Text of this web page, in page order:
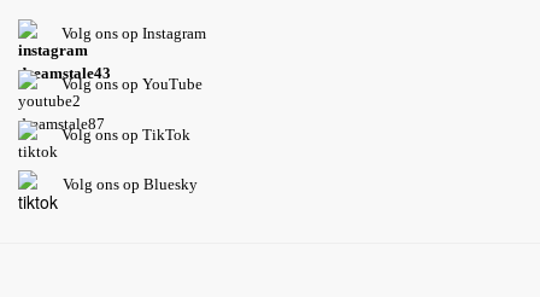
Volg ons op Instagram
Volgons op YouTube
Volg ons op TikTok
Volg ons op Bluesky